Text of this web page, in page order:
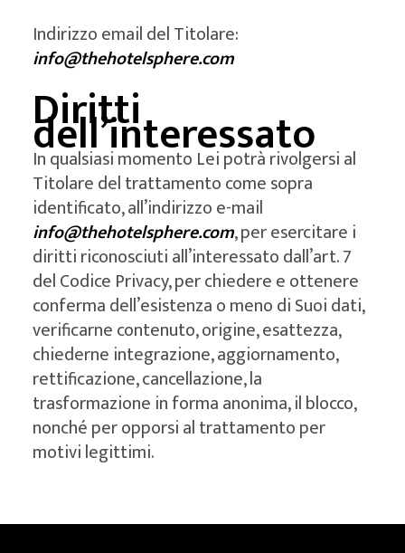
Indirizzo email del Titolare:
info@thehotelsphere.com
Diritti
dell’interessato
In qualsiasi momento Lei potrà rivolgersi al
Titolare del trattamento come sopra
identificato, all’indirizzo e-mail
info@thehotelsphere.com, per esercitare i
diritti riconosciuti all’interessato dall’art. 7
del Codice Privacy, per chiedere e ottenere
conferma dell’esistenza o meno di Suoi dati,
verificarne contenuto, origine, esattezza,
chiederne integrazione, aggiornamento,
rettificazione, cancellazione, la
trasformazione in forma anonima, il blocco,
nonché per opporsi al trattamento per
motivi legittimi.